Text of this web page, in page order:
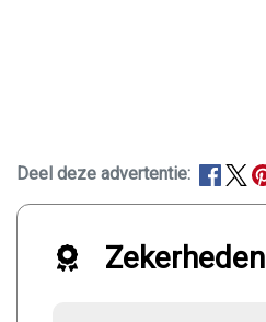
Deel deze advertentie:
Zekerheden